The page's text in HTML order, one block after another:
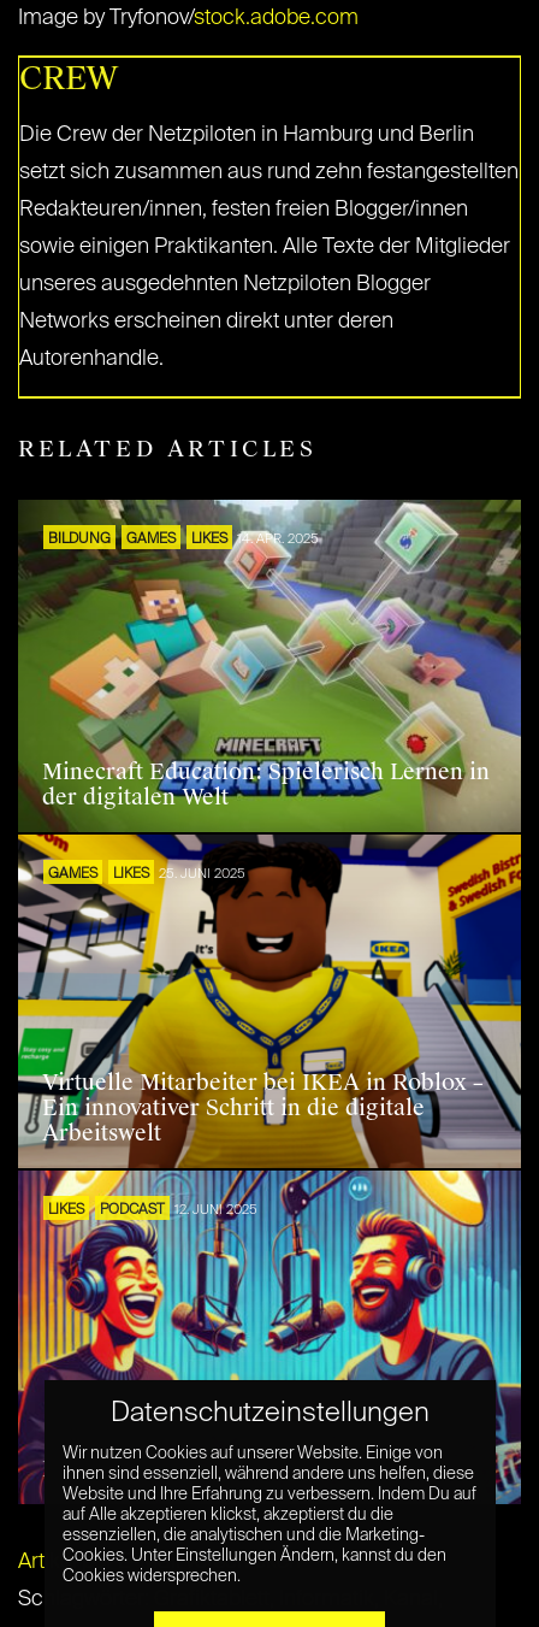
Image by Tryfonov/stock.adobe.com
CREW
Die Crew der Netzpiloten in Hamburg und Berlin
setzt sich zusammen aus rund zehn festangestellten
Redakteuren/innen, festen freien Blogger/innen
sowie einigen Praktikanten. Alle Texte der Mitglieder
unseres ausgedehnten Netzpiloten Blogger
Networks erscheinen direkt unter deren
Autorenhandle.
RELATED ARTICLES
BILDUNG GAMES LIKES 14. APR. 2025
Minecraft Education: Spielerisch Lernen in
der digitalen Welt
GAMES LIKES 25. JUNI 2025
Virtuelle Mitarbeiter bei IKEA in Roblox –
Ein innovativer Schritt in die digitale
Arbeitswelt
LIKES PODCAST 12. JUNI 2025
Die fünf besten Comedy-Podcasts
Artikel per E-Mail verschicken
Schlagwörter:
Datenschutzeinstellungen
Wir nutzen Cookies auf unserer Website. Einige von
ihnen sind essenziell, während andere uns helfen, diese
Website und Ihre Erfahrung zu verbessern. Indem Du auf
auf Alle akzeptieren klickst, akzeptierst du die
essenziellen, die analytischen und die Marketing-
Cookies. Unter Einstellungen Ändern, kannst du den
Cookies widersprechen.